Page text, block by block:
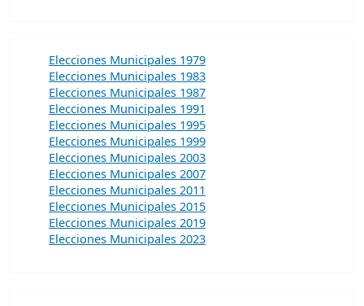
Elecciones Municipales 1979
Elecciones Municipales 1983
Elecciones Municipales 1987
Elecciones Municipales 1991
Elecciones Municipales 1995
Elecciones Municipales 1999
Elecciones Municipales 2003
Elecciones Municipales 2007
Elecciones Municipales 2011
Elecciones Municipales 2015
Elecciones Municipales 2019
Elecciones Municipales 2023